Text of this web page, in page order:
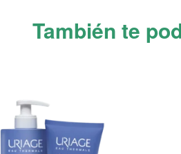
También te